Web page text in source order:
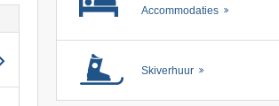
Accommodaties
Skiverhuur